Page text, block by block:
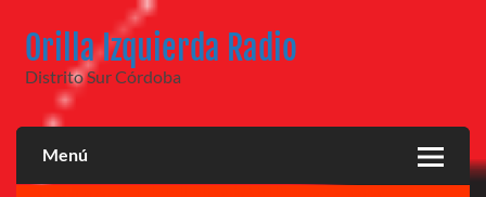
contenido
Orilla Izquierda Radio
Distrito Sur Córdoba
Menú